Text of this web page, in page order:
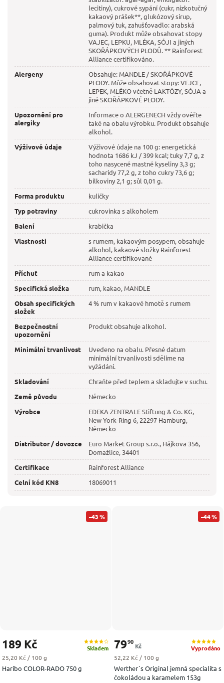
lecitiny), cukrové sypání (cukr, nízkotučný
kakaový prášek**, glukózový sirup,
palmový tuk, zahušťovadlo: arabská
guma). Produkt může obsahovat stopy
VAJEC, LEPKU, MLÉKA, SÓJI a jiných
SKOŘÁPKOVÝCH PLODŮ. ** Rainforest
Alliance certifikováno.
Alergeny
Obsahuje: MANDLE / SKOŘÁPKOVÉ
PLODY. Může obsahovat stopy: VEJCE,
LEPEK, MLÉKO včetně LAKTÓZY, SÓJA a
jiné SKOŘÁPKOVÉ PLODY.
Upozornění pro
alergiky
Informace o ALERGENECH vždy ověřte
také na obalu výrobku. Produkt obsahuje
alkohol.
Výživové údaje
Výživové údaje na 100 g: energetická
hodnota 1686 kJ / 399 kcal; tuky 7,7 g, z
toho nasycené mastné kyseliny 3,3 g;
sacharidy 77,2 g, z toho cukry 73,6 g;
bílkoviny 2,1 g; sůl 0,01 g.
Forma produktu
kuličky
Typ potraviny
cukrovinka s alkoholem
Balení
krabička
Vlastnosti
s rumem, kakaovým posypem, obsahuje
alkohol, kakaové složky Rainforest
Alliance certifikované
Příchuť
rum a kakao
Specifická složka
rum, kakao, MANDLE
Obsah specifických
složek
4 % rum v kakaové hmotě s rumem
Bezpečnostní
upozornění
Produkt obsahuje alkohol.
Minimální trvanlivost
Uvedeno na obalu. Přesné datum
minimální trvanlivosti sdělíme na
vyžádání.
Skladování
Chraňte před teplem a skladujte v suchu.
Země původu
Německo
Výrobce
EDEKA ZENTRALE Stiftung & Co. KG,
New-York-Ring 6, 22297 Hamburg,
Německo
Distributor / dovozce
Euro Market Group s.r.o., Hájkova 356,
Domažlice, 34401
Certifikace
Rainforest Alliance
Celní kód KN8
18069011
–43 %
Haribo COLOR-RADO 750 g
Skladem
189 Kč
Měrná cena:
25,20 Kč / 100 g
–44 %
Werther´s Original jemná specialita s
čokoládou a karamelem 153g
Vyprodáno
7990
Kč
Měrná cena:
52,22 Kč / 100 g